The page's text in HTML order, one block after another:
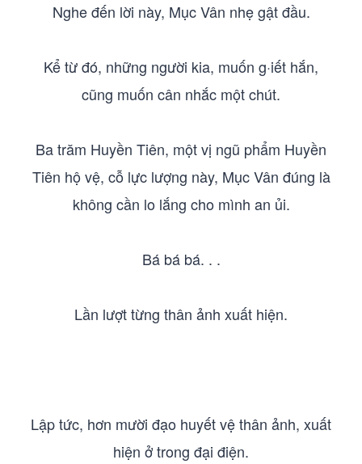
Nghe đến lời này, Mục Vân nhẹ gật đầu.
Kể từ đó, những người kia, muốn g·iết hắn,
cũng muốn cân nhắc một chút.
Ba trăm Huyền Tiên, một vị ngũ phẩm Huyền
Tiên hộ vệ, cỗ lực lượng này, Mục Vân đúng là
không cần lo lắng cho mình an ủi.
Bá bá bá. . .
Lần lượt từng thân ảnh xuất hiện.
Lập tức, hơn mười đạo huyết vệ thân ảnh, xuất
hiện ở trong đại điện.